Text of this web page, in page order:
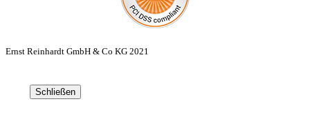
Ernst Reinhardt GmbH & Co KG 2021
Schließen